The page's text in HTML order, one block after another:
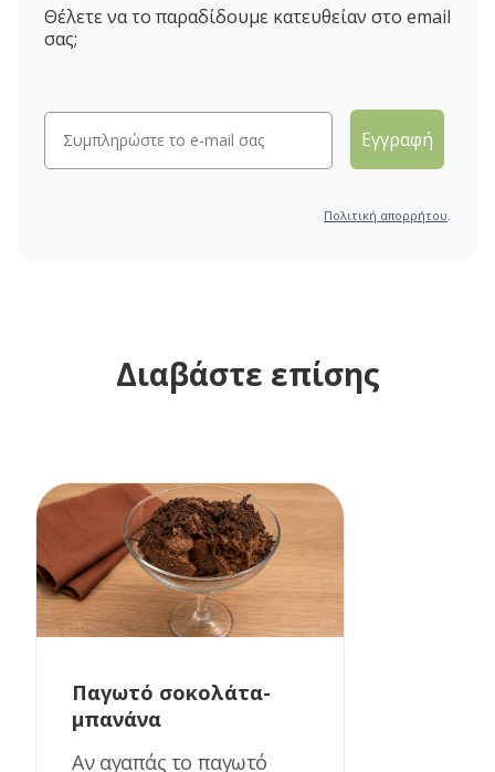
Θέλετε να το παραδίδουμε κατευθείαν στο email
σας;
Εγγραφή
Πολιτική απορρήτου.
Διαβάστε επίσης
Παγωτό σοκολάτα-
μπανάνα
Αν αγαπάς το παγωτό